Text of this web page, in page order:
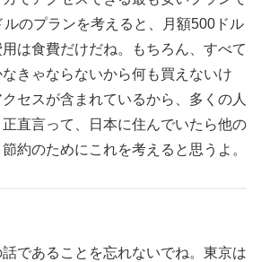
のプランを考えると、月額500ドル
は食費だけだね。もちろん、すべて
きゃならないから何も買えないけ
セスが含まれているから、多くの人
直言って、日本に住んでいたら他の
約のためにこれを考えると思うよ。
話であることを忘れないでね。東京は